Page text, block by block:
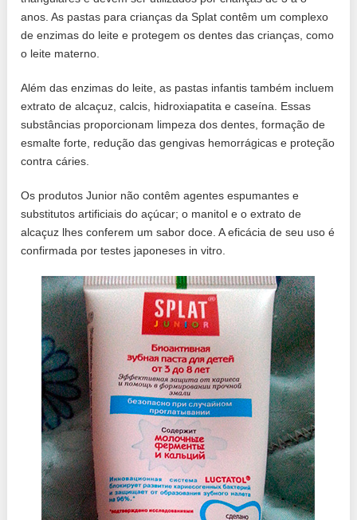
anos. As pastas para crianças da Splat contêm um complexo
de enzimas do leite e protegem os dentes das crianças, como
o leite materno.
Além das enzimas do leite, as pastas infantis também incluem
extrato de alcaçuz, calcis, hidroxiapatita e caseína. Essas
substâncias proporcionam limpeza dos dentes, formação de
esmalte forte, redução das gengivas hemorrágicas e proteção
contra cáries.
Os produtos Junior não contêm agentes espumantes e
substitutos artificiais do açúcar; o manitol e o extrato de
alcaçuz lhes conferem um sabor doce. A eficácia de seu uso é
confirmada por testes japoneses in vitro.